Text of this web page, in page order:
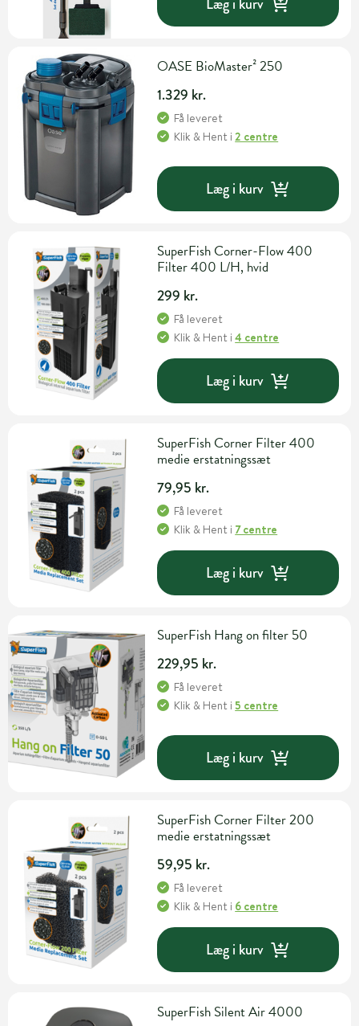
OASE BioMaster² 250
1.329 kr.
Få leveret
Klik & Hent i2 centre
Læg i kurv
SuperFish Corner-Flow 400
Filter 400 L/H, hvid
299 kr.
Få leveret
Klik & Hent i4 centre
Læg i kurv
SuperFish Corner Filter 400
medie erstatningssæt
79,95 kr.
Få leveret
Klik & Hent i 7 centre
Læg i kurv
SuperFish Hang on filter 50
229,95 kr.
Få leveret
Klik & Hent i5 centre
Læg i kurv
SuperFish Corner Filter 200
medie erstatningssæt
59,95 kr.
Få leveret
Klik & Hent i 6 centre
Læg i kurv
SuperFish Silent Air 4000